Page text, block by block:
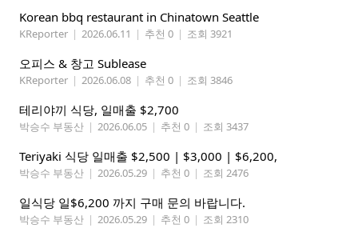
Korean bbq restaurant in Chinatown Seattle
KReporter | 2026.06.11 | 추천 0 | 조회 3921
오피스 & 창고 Sublease
KReporter | 2026.06.08 | 추천 0 | 조회 3846
테리야끼 식당, 일매출 $2,700
박승수 부동산 | 2026.06.05 | 추천 0 | 조회 3437
Teriyaki 식당 일매출 $2,500 | $3,000 | $6,200,
박승수 부동산 | 2026.05.29 | 추천 0 | 조회 2476
일식당 일$6,200 까지 구매 문의 바랍니다.
박승수 부동산 | 2026.05.29 | 추천 0 | 조회 2310